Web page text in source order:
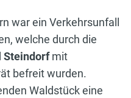
war ein Verkehrsunfall
welche durch die
Steindorfmit
befreit wurden.
Waldstück eine